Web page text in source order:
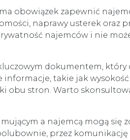
obowiązek zapewnić
naprawy usterek oraz
najemców i nie
dokumentem,
takie jak wysokość
obu stron. Warto
a najemcą mogą się
przez